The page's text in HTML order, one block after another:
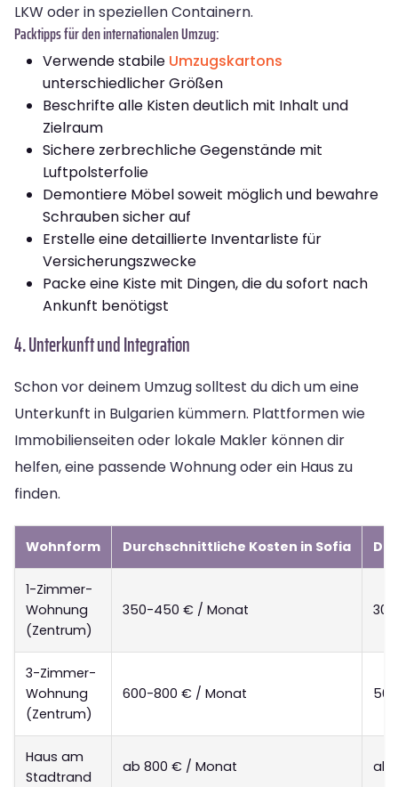
LKW oder in speziellen Containern.
Packtipps für den internationalen Umzug:
Verwende stabile Umzugskartons
unterschiedlicher Größen
Beschrifte alle Kisten deutlich mit Inhalt und
Zielraum
Sichere zerbrechliche Gegenstände mit
Luftpolsterfolie
Demontiere Möbel soweit möglich und bewahre
Schrauben sicher auf
Erstelle eine detaillierte Inventarliste für
Versicherungszwecke
Packe eine Kiste mit Dingen, die du sofort nach
Ankunft benötigst
4. Unterkunft und Integration
Schon vor deinem Umzug solltest du dich um eine
Unterkunft in Bulgarien kümmern. Plattformen wie
Immobilienseiten oder lokale Makler können dir
helfen, eine passende Wohnung oder ein Haus zu
finden.
Wohnform Durchschnittliche Kosten in Sofia
1-Zimmer-
Wohnung
(Zentrum)
350-450 € / Monat
3-Zimmer-
Wohnung
(Zentrum)
600-800 € / Monat
Haus am
Stadtrand
ab 800 € / Monat ab